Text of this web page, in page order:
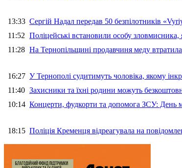
13:33 Сергій Надал передав 50 безпілотників
11:52 Поліцейські встановили особу
11:28 На Тернопільщині продавчиня меду
16:27 У Тернополі судитимуть чоловіка, якому
11:40 Захисники та їхні родини можуть
10:14 Концерти, фудкорти та допомога ЗСУ: День
18:15 Поліція Кременця відреагувала на